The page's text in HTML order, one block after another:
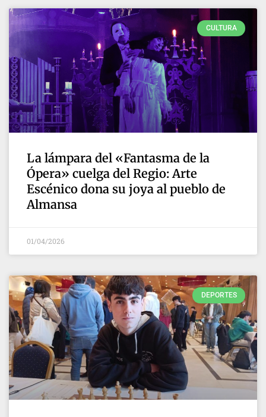
CULTURA
La lámpara del «Fantasma de la
Ópera» cuelga del Regio: Arte
Escénico dona su joya al pueblo de
Almansa
01/04/2026
DEPORTES